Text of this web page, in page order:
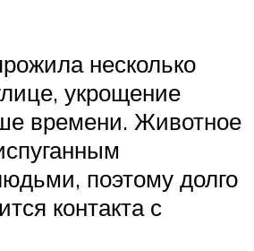
несколько
укрощение
времени. Животное
поэтому долго
контакта с